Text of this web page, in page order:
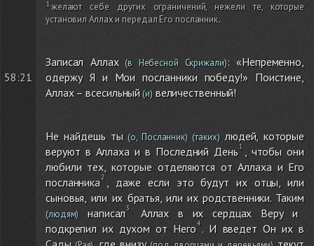
желают себе других ограничений, нежели те, которые
установил Аллах и передал Его посланник.
58:21
Записал Аллах(в Небесной Скрижали): «Непременно,
одержу Я и Мои посланники победу!» Поистине,
Аллах – всесильный(и)величественный!
Не найдешь ты(о, Посланник)(таких)людей, которые
веруют в Аллаха и в Последний День , чтобы они
любили тех, которые отделяются от Аллаха и Его
посланника , даже если это будут их отцы, или
сыновья, или их братья, или их родственники. Таким
(людям) написал
Аллах в их сердцах Веру и
подкрепил их духом от Него . И введет Он их в